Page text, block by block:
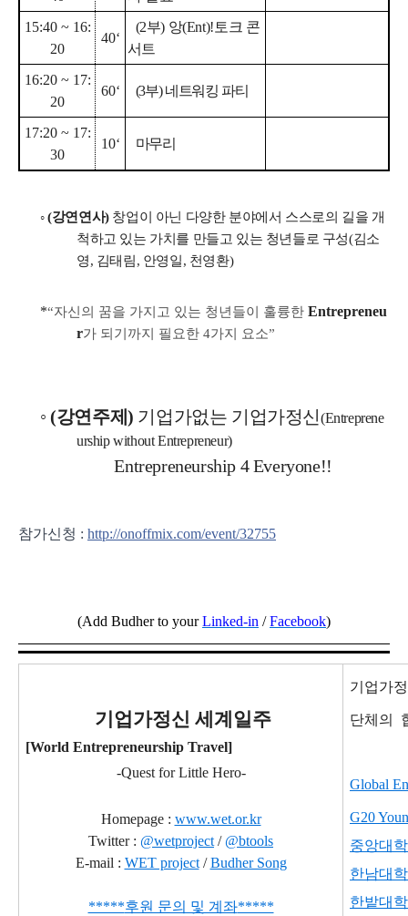
15:40 ~ 16:
20
40‘
(2부) 앙(Ent)! 토크 콘
서트
16:20 ~ 17:
20
60‘ (3부)네트워킹 파티
17:20 ~ 17:
30
10‘ 마무리
◦ (강연연사) 창업이 아닌 다양한 분야에서 스스로의 길을 개
척하고 있는 가치를 만들고 있는 청년들로 구성(김소
영, 김태림, 안영일, 천영환)
*“자신의 꿈을 가지고 있는 청년들이 훌륭한 Entrepreneu
r가 되기까지 필요한 4가지 요소”
◦ (강연주제) 기업가없는 기업가정신(Entreprene
urship without Entrepreneur)
Entrepreneurship 4 Everyone!!
참가신청 : http://onoffmix.com/event/32755
(Add Budher to yourLinked-in /Facebook)
기 업가정신 세계일주
[World Entrepreneurship Travel]
-Quest for Little Hero-
Homepage : www.wet.or.kr
Twitter : @wetproject / @btools
E-mail : WET project/Budher Song
*****후원 문의 및 계좌*****
기업가
단체의
Global
G20
중앙대
한남대
한밭대